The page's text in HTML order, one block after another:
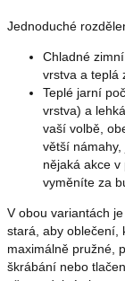
Jednoduché
Chladné
vrstva a teplá
Teplé jarní
vrstva) a
vaší volbě,
větší
nějaká akce
vyměníte za
V obou variantách
stará, aby oblečení,
maximálně pružné,
škrábání nebo